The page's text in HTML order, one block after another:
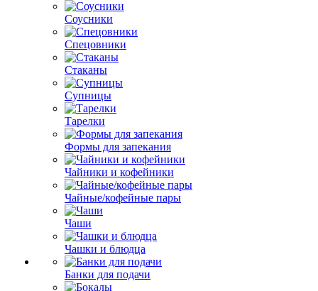
Соусники
Спецовники
Стаканы
Супницы
Тарелки
Формы для запекания
Чайники и кофейники
Чайные/кофейные пары
Чаши
Чашки и блюдца
Банки для подачи